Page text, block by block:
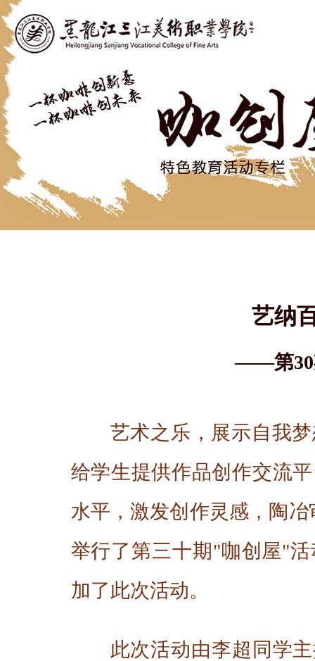
艺纳
——第30
艺术之乐，展示自我
给学生提供作品创作交流
水平，激发创作灵感，陶
举行了第三十期"咖创屋"
加了此次活动。
此次活动由李超同学